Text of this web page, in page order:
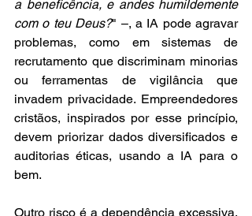
a beneficência, e andes humildemente
com o teu Deus?" –, a IA pode agravar
problemas, como em sistemas de
recrutamento que discriminam minorias
ou ferramentas de vigilância que
invadem privacidade. Empreendedores
cristãos, inspirados por esse princípio,
devem priorizar dados diversificados e
auditorias éticas, usando a IA para o
bem.
Outro risco é a dependência excessiva,